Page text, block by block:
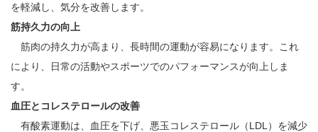
を軽減し、気分を改善します。
筋持久力の向上
筋肉の持久力が高まり、長時間の運動が容易になります。これ
により、日常の活動やスポーツでのパフォーマンスが向上しま
す。
血圧とコレステロールの改善
有酸素運動は、血圧を下げ、悪玉コレステロール（LDL）を減少